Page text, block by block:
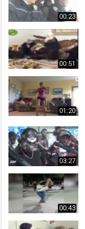
00:23
00:51
01:20
03:27
00:43